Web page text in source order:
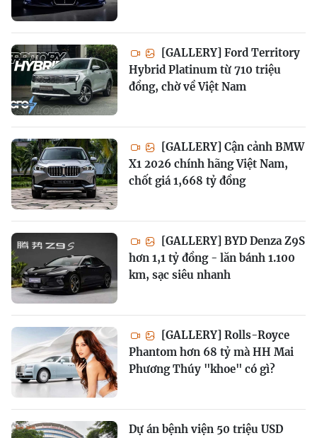
[GALLERY] Ford Territory
Hybrid Platinum từ 710 triệu
đồng, chờ về Việt Nam
[GALLERY] Cận cảnh BMW
X1 2026 chính hãng Việt Nam,
chốt giá 1,668 tỷ đồng
[GALLERY] BYD Denza Z9S
hơn 1,1 tỷ đồng - lăn bánh 1.100
km, sạc siêu nhanh
[GALLERY] Rolls-Royce
Phantom hơn 68 tỷ mà HH Mai
Phương Thúy "khoe" có gì?
Dự án bệnh viện 50 triệu USD